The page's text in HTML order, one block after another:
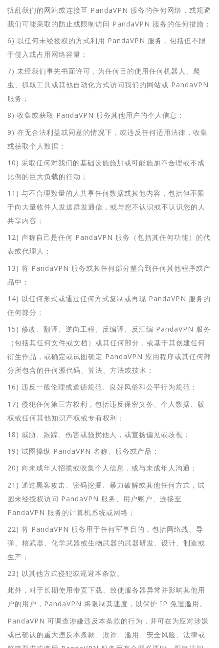
扰乱我们的网站或连接至 PandaVPN 服务的任何网络，或规避
我们可能采取的防止或限制访问 PandaVPN 服务的任何措施；
6) 以任何未经授权的方式利用 PandaVPN 服务，包括但不限
于侵入或占用网络容量；
7) 未经我们事先书面许可，为任何目的使用任何机器人、爬
虫、抓取工具或其他自动化方式访问我们的网站或 PandaVPN
服务；
8) 收集或获取 PandaVPN 服务其他用户的个人信息；
9) 在无合法利益或同意的情况下，或违反任何适用法律，收集
或获取个人数据；
10) 采取任何对我们的基础设施施加或可能施加不合理或不成
比例的巨大负载的行动；
11) 与不合理数量的人共享任何数据或其他内容，包括但不限
于向大量收件人发送群发通信，或与您不认识或不认识您的人
共享内容；
12) 声称自己是任何 PandaVPN 服务（包括其任何功能）的代
表或代理人；
13) 将 PandaVPN 服务或其任何部分整合到任何其他程序或产
品中；
14) 以任何形式或通过任何方式复制或再现 PandaVPN 服务的
任何部分；
15) 修改、翻译、逆向工程、反编译、反汇编 PandaVPN 服务
（包括其任何文件或文档）或其任何部分，或基于其创建任何
衍生作品，或确定或试图确定 PandaVPN 应用程序或其任何部
分所包含的任何源代码、算法、方法或技术；
16) 违反一般伦理或道德规范、良好风俗和公平行为规范；
17) 侵犯任何第三方权利，包括违反保密义务、个人数据、版
权或任何其他知识产权或专有权利；
18) 威胁、跟踪、伤害或骚扰他人，或宣扬偏见或歧视；
19) 试图操纵 PandaVPN 名称、服务或产品；
20) 向未成年人招揽或收集个人信息，或与未成年人沟通；
21) 通过黑客攻击、密码挖掘、暴力破解或其他任何方式，试
图未经授权访问 PandaVPN 服务、用户账户、连接至
PandaVPN 服务的计算机系统或网络；
22) 将 PandaVPN 服务用于任何军事目的，包括网络战、导
弹、核武器、化学武器或生物武器的武器研发、设计、制造或
生产；
23) 以其他方式侵犯或规避本条款。
此外，对于长期使用带宽下载、致使服务器异常并影响其他用
户的用户，PandaVPN 将限制其速度，以保护 IP 免遭滥用。
PandaVPN 可调查涉嫌违反本条款的行为，并可在为应对涉嫌
或已确认的重大违反本条款、欺诈、滥用、安全风险、法律或